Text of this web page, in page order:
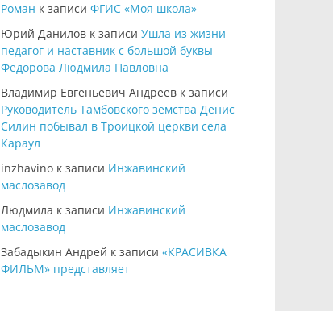
Роман к записи ФГИС «Моя школа»
Юрий Данилов к записи Ушла из жизни
педагог и наставник с большой буквы
Федорова Людмила Павловна
Владимир Евгеньевич Андреев к записи
Руководитель Тамбовского земства Денис
Силин побывал в Троицкой церкви села
Караул
inzhavino к записи Инжавинский
маслозавод
Людмила к записи Инжавинский
маслозавод
Забадыкин Андрей к записи «КРАСИВКА
ФИЛЬМ» представляет